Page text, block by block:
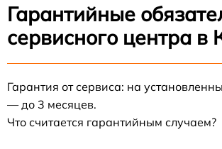
Гарантийные
сервисного центра в
Гарантия от сервиса: на
— до 3 месяцев.
Что считается гарантийным случаем?